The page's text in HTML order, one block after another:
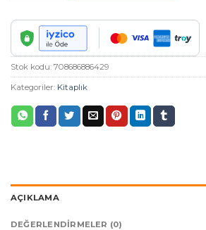
Stok kodu: 708686886429
Kategoriler: Kitaplık
AÇIKLAMA
DEĞERLENDIRMELER (0)